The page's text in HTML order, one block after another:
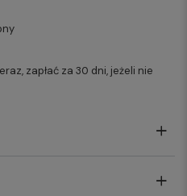
zapłać za 30 dni, jeżeli nie